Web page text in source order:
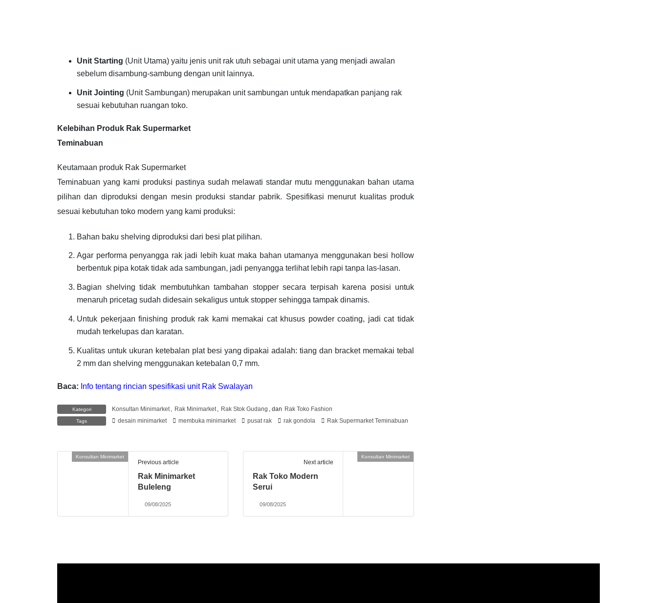
Unit Starting (Unit Utama) yaitu jenis unit rak utuh sebagai unit utama yang menjadi awalan
sebelum disambung-sambung dengan unit lainnya.
Unit Jointing (Unit Sambungan) merupakan unit sambungan untuk mendapatkan panjang rak
sesuai kebutuhan ruangan toko.
Kelebihan Produk Rak Supermarket
Teminabuan
Keutamaan produk Rak Supermarket
Teminabuan yang kami produksi pastinya sudah melawati standar mutu menggunakan bahan utama
pilihan dan diproduksi dengan mesin produksi standar pabrik. Spesifikasi menurut kualitas produk
sesuai kebutuhan toko modern yang kami produksi:
Bahan baku shelving diproduksi dari besi plat pilihan.
Agar performa penyangga rak jadi lebih kuat maka bahan utamanya menggunakan besi hollow
berbentuk pipa kotak tidak ada sambungan, jadi penyangga terlihat lebih rapi tanpa las-lasan.
Bagian shelving tidak membutuhkan tambahan stopper secara terpisah karena posisi untuk
menaruh pricetag sudah didesain sekaligus untuk stopper sehingga tampak dinamis.
Untuk pekerjaan finishing produk rak kami memakai cat khusus powder coating, jadi cat tidak
mudah terkelupas dan karatan.
Kualitas untuk ukuran ketebalan plat besi yang dipakai adalah: tiang dan bracket memakai tebal
2 mm dan shelving menggunakan ketebalan 0,7 mm.
Baca: Info tentang rincian spesifikasi unit Rak Swalayan
Kategori Konsultan Minimarket , Rak Minimarket , Rak Stok Gudang , dan Rak Toko Fashion
Tags desain minimarket membuka minimarket pusat rak rak gondola Rak Supermarket Teminabuan
Konsultan Minimarket
Previous article
Rak Minimarket
Buleleng
09/08/2025
Konsultan Minimarket
Next article
Rak Toko Modern
Serui
09/08/2025